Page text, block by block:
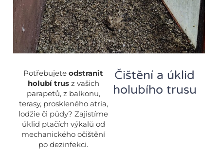
Čištění a úklid
holubího trusu
Potřebujeteodstranit
holubí trusz vašich
parapetů, z balkonu,
terasy, proskleného atria,
lodžie či půdy? Zajistíme
úklid ptačích výkalů od
mechanického očištění
po dezinfekci.